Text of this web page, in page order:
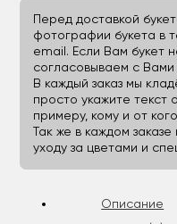
Перед доставкой
фотографии букета в
email. Если Вам букет
согласовываем с Вами
В каждый заказ мы
просто укажите текст
примеру, кому и от
Так же в каждом
уходу за цветами и
Описание